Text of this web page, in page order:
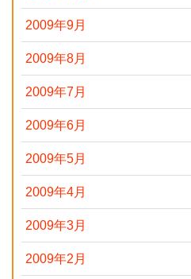
2009年9月
2009年8月
2009年7月
2009年6月
2009年5月
2009年4月
2009年3月
2009年2月